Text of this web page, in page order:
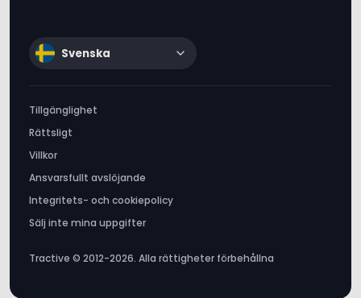
Svenska
Tillgänglighet
Rättsligt
Villkor
Ansvarsfullt avslöjande
Integritets- och cookiepolicy
Sälj inte mina uppgifter
Tractive © 2012-2026. Alla rättigheter förbehållna